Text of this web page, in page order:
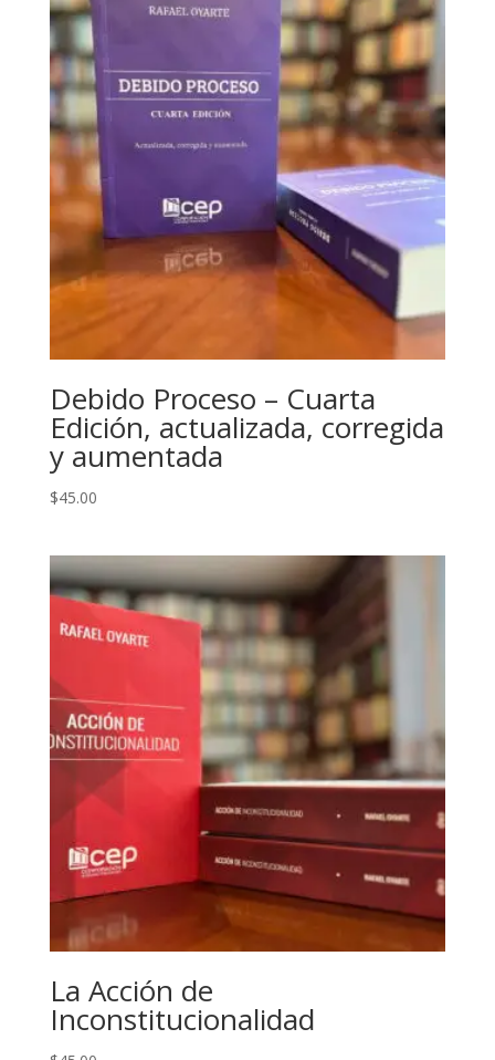
Debido Proceso – Cuarta
Edición, actualizada, corregida
y aumentada
$45.00
La Acción de
Inconstitucionalidad